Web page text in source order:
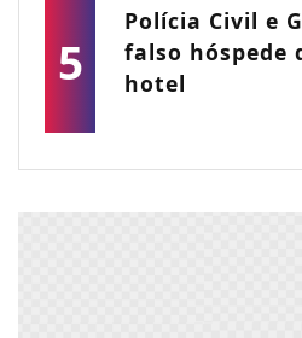
5
Polícia Civil e
falso hóspede
hotel